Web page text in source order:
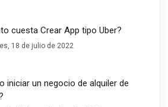
cuesta Crear App tipo Uber?
18 de julio de 2022
iniciar un negocio de alquiler de